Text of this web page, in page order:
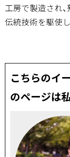
工房で製造され
伝統技術を駆使
こちらのイ
のページは